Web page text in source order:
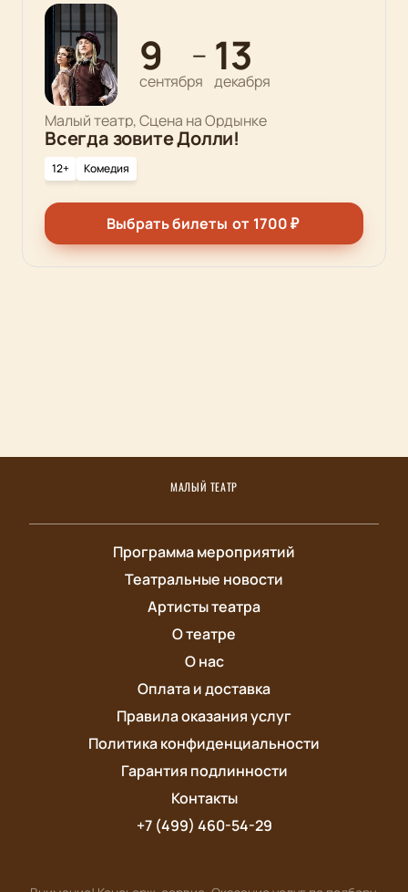
9
сентября
— 13
декабря
Малый театр, Сцена на Ордынке
Всегда зовите Долли!
12+ Комедия
Выбрать билеты от 1700₽
МАЛЫЙ ТЕАТР
Программа мероприятий
Театральные новости
Артисты театра
О театре
О нас
Оплата и доставка
Правила оказания услуг
Политика конфиденциальности
Гарантия подлинности
Контакты
+7 (499) 460-54-29